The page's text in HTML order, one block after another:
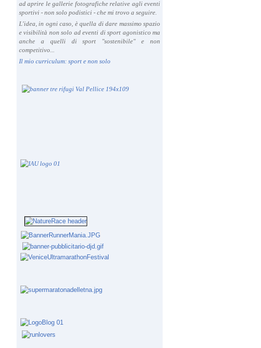
ad aprire le gallerie fotografiche relative agli eventi
sportivi - non solo podistici - che mi trovo a seguire.
L'idea, in ogni caso, è quella di dare massimo spazio
e visibilità non solo ad eventi di sport agonistico ma
anche a quelli di sport "sostenibile" e non
competitivo...
Il mio curriculum: sport e non solo